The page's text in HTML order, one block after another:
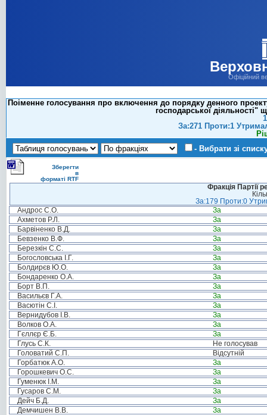
Офіційний
Поіменне голосування про включення до порядку денного
господарської діяльності"
За:271 Проти:1
- Вибрати зі
Зберегти
в
форматі RTF
Фракція Партії
За:179 Проти:0
Андрос С.О.
За
Ахметов Р.Л.
За
Барвіненко В.Д.
За
Бевзенко В.Ф.
За
Березкін С.С.
За
Богословська І.Г.
За
Болдирєв Ю.О.
За
Бондаренко О.А.
За
Борт В.П.
За
Васильєв Г.А.
За
Васютін С.І.
За
Вернидубов І.В.
За
Волков О.А.
За
Гєллєр Є.Б.
За
Глусь С.К.
Не голосував
Головатий С.П.
Відсутній
Горбатюк А.О.
За
Горошкевич О.С.
За
Гуменюк І.М.
За
Гусаров С.М.
За
Дейч Б.Д.
За
Демчишен В.В.
За